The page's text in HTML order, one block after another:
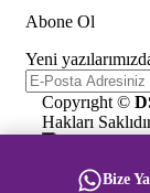
Abone Ol
Yeni
Copyrıght ©
Hakları
Bize